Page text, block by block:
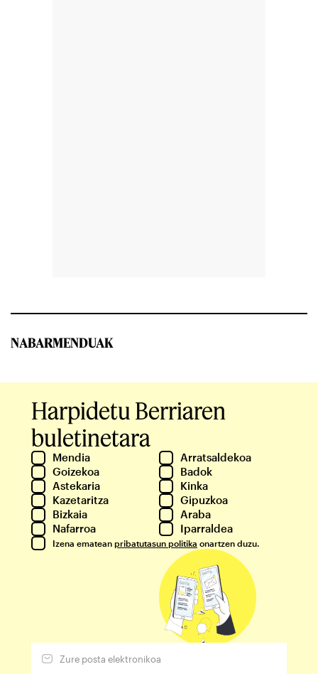
NABARMENDUAK
Harpidetu Berriaren
buletinetara
Mendia
Arratsaldekoa
Goizekoa
Badok
Astekaria
Kinka
Kazetaritza
Gipuzkoa
Bizkaia
Araba
Nafarroa
Iparraldea
Izena ematean pribatutasun politika onartzen duzu.